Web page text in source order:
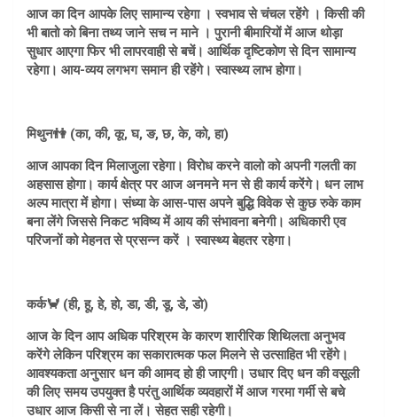
आज का दिन आपके लिए सामान्य रहेगा । स्वभाव से चंचल रहेंगे । किसी की
भी बातो को बिना तथ्य जाने सच न माने । पुरानी बीमारियों में आज थोड़ा
सुधार आएगा फिर भी लापरवाही से बचें। आर्थिक दृष्टिकोण से दिन सामान्य
रहेगा। आय-व्यय लगभग समान ही रहेंगे। स्वास्थ्य लाभ होगा।
मिथुन👫 (का, की, कू, घ, ङ, छ, के, को, हा)
आज आपका दिन मिलाजुला रहेगा। विरोध करने वालो को अपनी गलती का
अहसास होगा। कार्य क्षेत्र पर आज अनमने मन से ही कार्य करेंगे। धन लाभ
अल्प मात्रा में होगा। संध्या के आस-पास अपने बुद्धि विवेक से कुछ रुके काम
बना लेंगे जिससे निकट भविष्य में आय की संभावना बनेगी। अधिकारी एव
परिजनों को मेहनत से प्रसन्न करें । स्वास्थ्य बेहतर रहेगा।
कर्क🦀 (ही, हू, हे, हो, डा, डी, डू, डे, डो)
आज के दिन आप अधिक परिश्रम के कारण शारीरिक शिथिलता अनुभव
करेंगे लेकिन परिश्रम का सकारात्मक फल मिलने से उत्साहित भी रहेंगे।
आवश्यकता अनुसार धन की आमद हो ही जाएगी। उधार दिए धन की वसूली
की लिए समय उपयुक्त है परंतु आर्थिक व्यवहारों में आज गरमा गर्मी से बचे
उधार आज किसी से ना लें। सेहत सही रहेगी।